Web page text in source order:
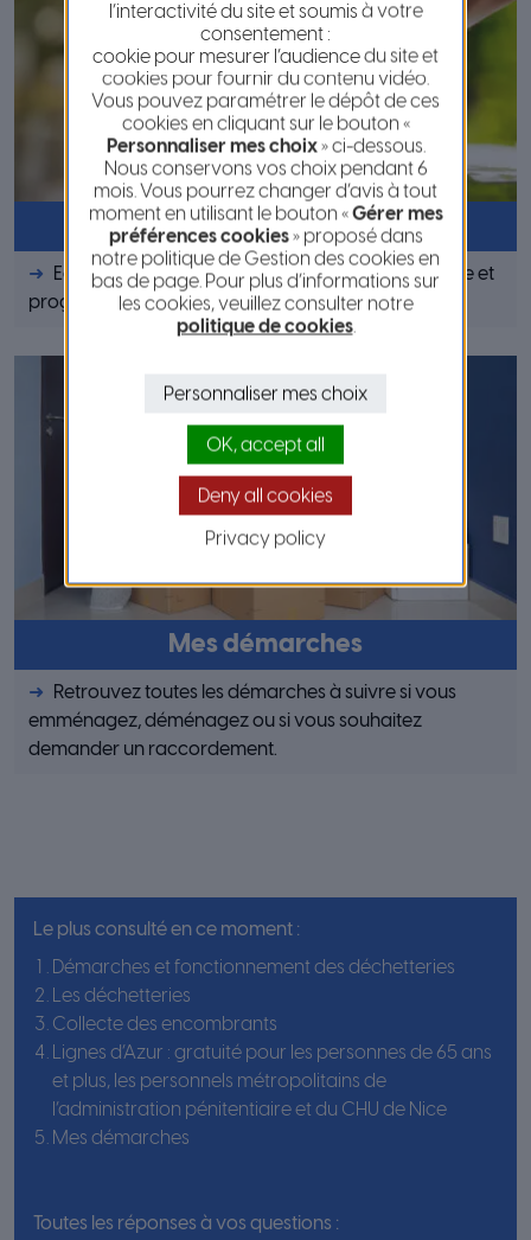
Comprendre ma facture
Eau d’Azur a mis en place une tarification solidaire et
progressive.
Mes démarches
Retrouvez toutes les démarches à suivre si vous
emménagez, déménagez ou si vous souhaitez
demander un raccordement.
Le plus consulté en ce moment :
Démarches et fonctionnement des déchetteries
Les déchetteries
Collecte des encombrants
Lignes d’Azur : gratuité pour les personnes de 65 ans
et plus, les personnels métropolitains de
l’administration pénitentiaire et du CHU de Nice
Mes démarches
Toutes les réponses à vos questions :
l’interactivité du site et soumis à votre
consentement :
cookie pour mesurer l’audience du site et
cookies pour fournir du contenu vidéo.
Vous pouvez paramétrer le dépôt de ces
cookies en cliquant sur le bouton «
Personnaliser mes choix» ci-dessous.
Nous conservons vos choix pendant 6
mois. Vous pourrez changer d’avis à tout
moment en utilisant le bouton «Gérer mes
préférences cookies» proposé dans
notre politique de Gestion des cookies en
bas de page. Pour plus d’informations sur
les cookies, veuillez consulter notre
politique de cookies.
Personnaliser mes choix
OK, accept all
Deny all cookies
Privacy policy